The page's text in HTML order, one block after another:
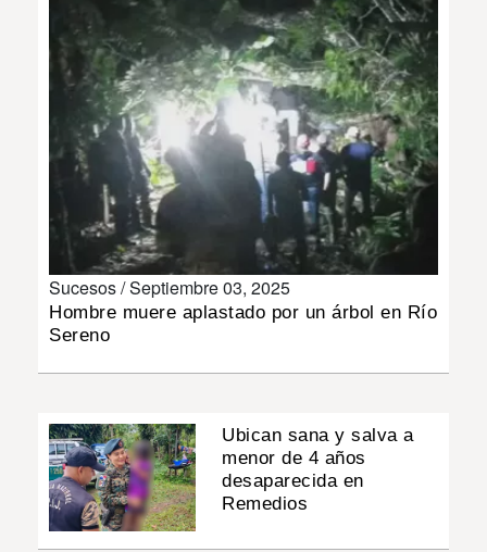
MULTIMEDIA
IMPRESO
Sucesos /Septiembre 03, 2025
Hombre muere aplastado por un árbol en Río
Sereno
Ubican sana y salva a
menor de 4 años
desaparecida en
Remedios